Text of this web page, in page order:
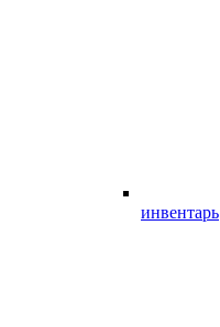
инвентарь